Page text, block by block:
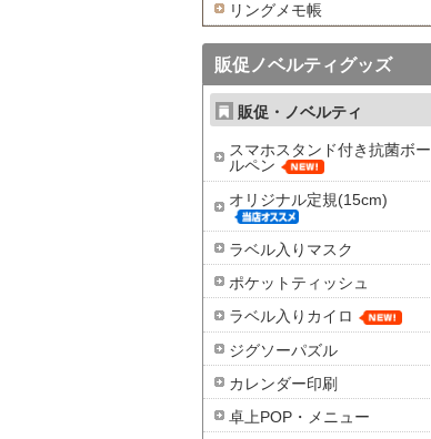
リングメモ帳
販促ノベルティグッズ
販促・ノベルティ
スマホスタンド付き抗菌ボー
ルペン
オリジナル定規(15cm)
ラベル入りマスク
ポケットティッシュ
ラベル入りカイロ
ジグソーパズル
カレンダー印刷
卓上POP・メニュー